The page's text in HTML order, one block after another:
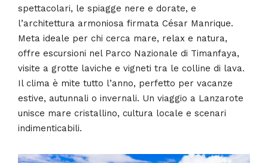
spettacolari, le spiagge nere e dorate, e
l’architettura armoniosa firmata César Manrique.
Meta ideale per chi cerca mare, relax e natura,
offre escursioni nel Parco Nazionale di Timanfaya,
visite a grotte laviche e vigneti tra le colline di lava.
Il clima è mite tutto l’anno, perfetto per vacanze
estive, autunnali o invernali. Un viaggio a Lanzarote
unisce mare cristallino, cultura locale e scenari
indimenticabili.